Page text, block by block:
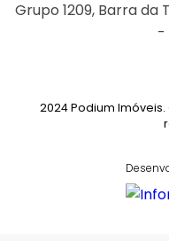
Grupo 1209, Barra da
-
2024 Podium Imóveis.